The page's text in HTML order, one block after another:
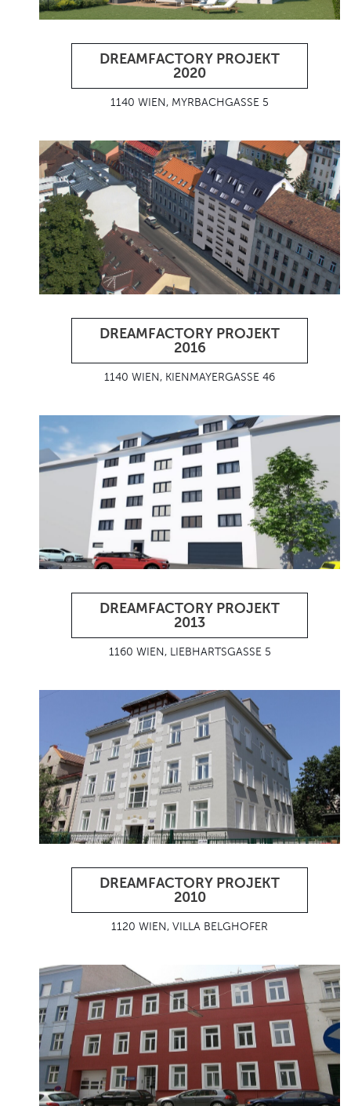
DREAMFACTORY PROJEKT
2020
1140 WIEN, MYRBACHGASSE 5
DREAMFACTORY PROJEKT
2016
1140 WIEN, KIENMAYERGASSE 46
DREAMFACTORY PROJEKT
2013
1160 WIEN, LIEBHARTSGASSE 5
DREAMFACTORY PROJEKT
2010
1120 WIEN, VILLA BELGHOFER